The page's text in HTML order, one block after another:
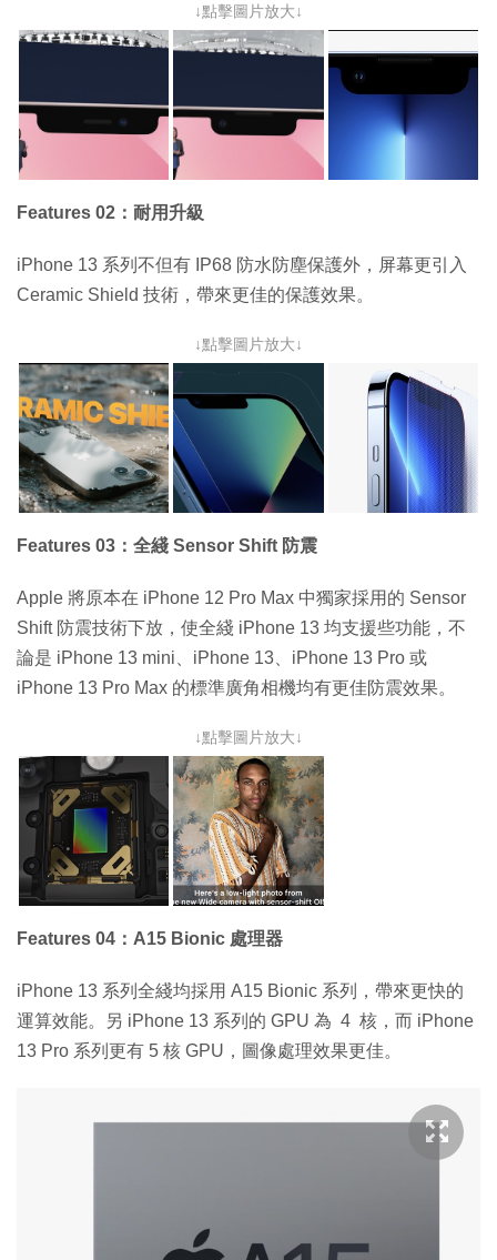
↓點擊圖片放大↓
Features 02：耐用升級
iPhone 13 系列不但有 IP68 防水防塵保護外，屏幕更引入
Ceramic Shield 技術，帶來更佳的保護效果。
↓點擊圖片放大↓
Features 03：全綫 Sensor Shift 防震
Apple 將原本在 iPhone 12 Pro Max 中獨家採用的 Sensor
Shift 防震技術下放，使全綫 iPhone 13 均支援些功能，不
論是 iPhone 13 mini、iPhone 13、iPhone 13 Pro 或
iPhone 13 Pro Max 的標準廣角相機均有更佳防震效果。
↓點擊圖片放大↓
Features 04：A15 Bionic 處理器
iPhone 13 系列全綫均採用 A15 Bionic 系列，帶來更快的
運算效能。另 iPhone 13 系列的 GPU 為 4 核，而 iPhone
13 Pro 系列更有 5 核 GPU，圖像處理效果更佳。